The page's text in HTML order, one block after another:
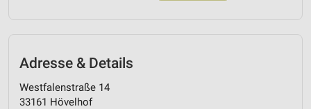
Adresse & Details
Westfalenstraße 14
33161 Hövelhof